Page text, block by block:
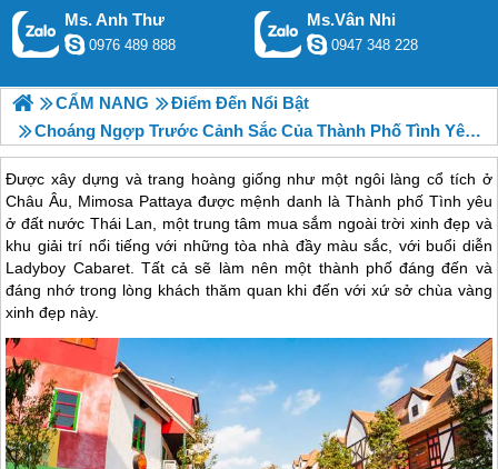
Ms. Anh Thư
0976 489 888
Ms.Vân Nhi
0947 348 228
CẨM NANG
Điểm Đến Nổi Bật
Choáng Ngợp Trước Cảnh Sắc Của Thành Phố Tình Yêu Mimosa Pattaya
Được xây dựng và trang hoàng giống như một ngôi làng cổ tích ở
Châu Âu, Mimosa Pattaya được mệnh danh là Thành phố Tình yêu
ở đất nước Thái Lan, một trung tâm mua sắm ngoài trời xinh đẹp và
khu giải trí nổi tiếng với những tòa nhà đầy màu sắc, với buổi diễn
Ladyboy Cabaret. Tất cả sẽ làm nên một thành phố đáng đến và
đáng nhớ trong lòng khách thăm quan khi đến với xứ sở chùa vàng
xinh đẹp này.